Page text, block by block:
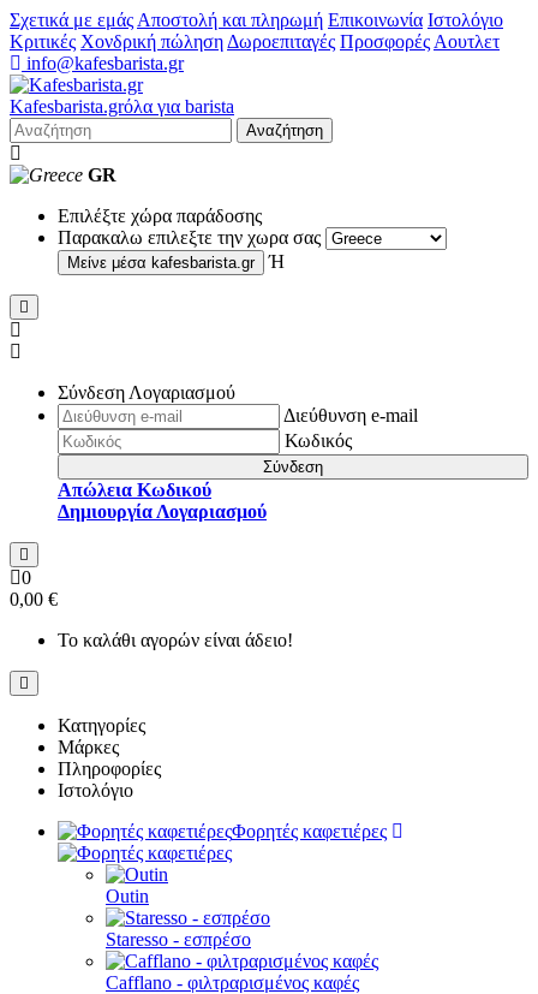
Σχετικά με εμάς Αποστολή και πληρωμή Επικοινωνία Ιστολόγιο
Κριτικές Χονδρική πώληση Δωροεπιταγές Προσφορές Αουτλετ
info@kafesbarista.gr
Kafesbarista.grόλα για barista
Αναζήτηση
GR
Επιλέξτε χώρα παράδοσης
Παρακαλω επιλεξτε την χωρα σας
Μείνε μέσα kafesbarista.gr Ή
Σύνδεση Λογαριασμού
Διεύθυνση e-mail
Κωδικός
Σύνδεση
Απώλεια Κωδικού
Δημιουργία Λογαριασμού
0
0,00 €
Το καλάθι αγορών είναι άδειο!
Κατηγορίες
Μάρκες
Πληροφορίες
Ιστολόγιο
Φορητές καφετιέρες
Outin
Staresso - εσπρέσο
Cafflano - φιλτραρισμένος καφές